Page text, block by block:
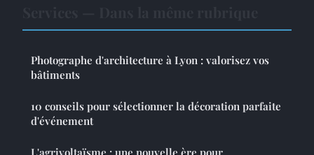
Photographe d'architecture à Lyon : valorisez vos
bâtiments
10 conseils pour sélectionner la décoration parfaite
d'événement
L'agrivoltaïsme : une nouvelle ère pour